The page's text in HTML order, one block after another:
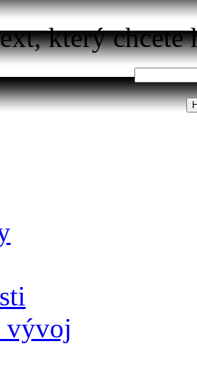
který chcete
vývoj